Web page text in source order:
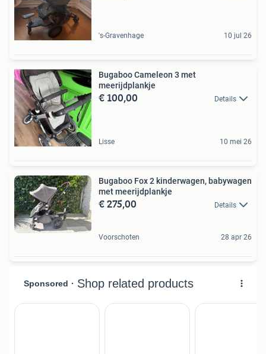
's-Gravenhage 10 jul 26
Bugaboo Cameleon 3 met
meerijdplankje
€ 100,00 Details
Lisse 10 mei 26
Bugaboo Fox 2 kinderwagen, babywagen
met meerijdplankje
€ 275,00 Details
Voorschoten 28 apr 26